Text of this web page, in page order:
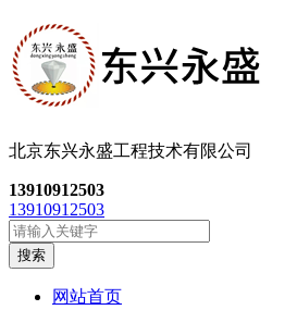
北京东兴永盛工程技术有限公司
13910912503
13910912503
搜索
网站首页